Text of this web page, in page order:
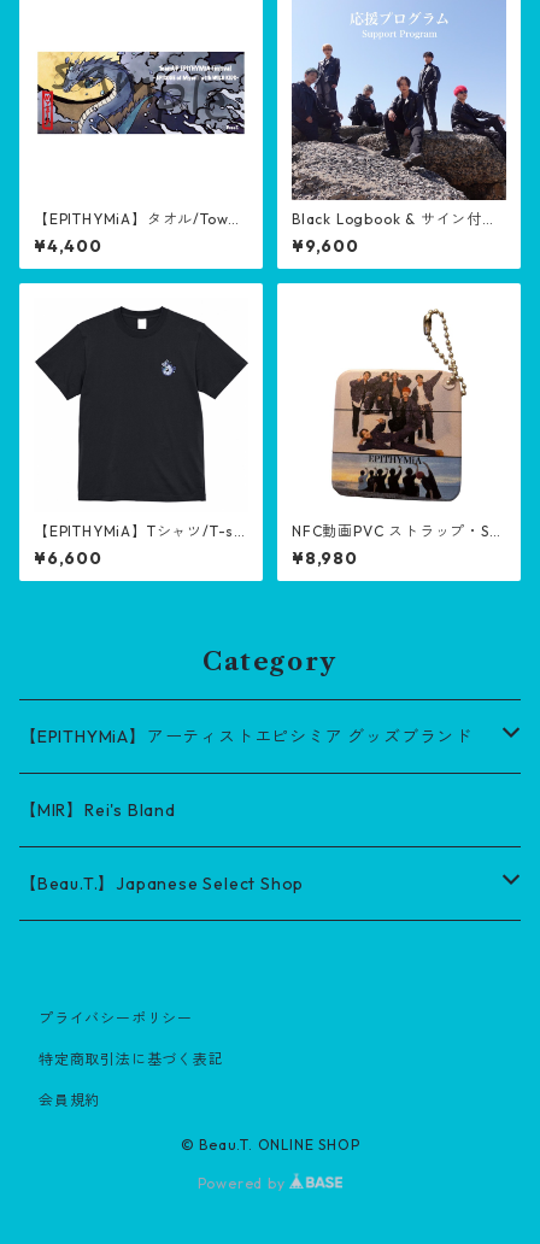
【EPITHYMiA】タオル/Towel
【EPISODE of Myself with W
ILD KIDS】
¥4,400
Black Logbook & サイン付き
チェキ/ Black Logbook & Sig
ned Instax（クローバー会員
半額商品/Half-price product
¥9,600
【EPITHYMiA】Tシャツ/T-shi
rt【EPISODE of Myself with
WILD KIDS】
¥6,600
NFC動画PVC ストラップ・Str
ap with NFC video【Clover
♣️member (半額商品・Half-p
rice goods)】
¥8,980
Category
【EPITHYMiA】アーティストエピシミア グッズブランド
グッズ
応援プログラム
【MIR】Rei's Bland
【Beau.T.】Japanese Select Shop
プライバシーポリシー
特定商取引法に基づく表記
会員規約
© Beau.T. ONLINE SHOP
Powered by